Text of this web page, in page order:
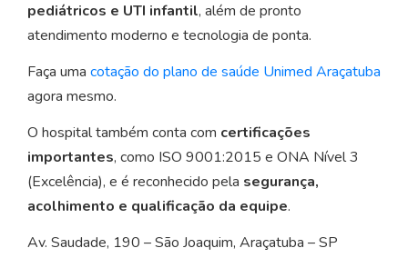
pediátricos e UTI infantil, além de pronto
atendimento moderno e tecnologia de ponta.
Faça uma cotação do plano de saúde Unimed Araçatuba
agora mesmo.
O hospital também conta com certificações
importantes, como ISO 9001:2015 e ONA Nível 3
(Excelência), e é reconhecido pela segurança,
acolhimento e qualificação da equipe.
Av. Saudade, 190 – São Joaquim, Araçatuba – SP